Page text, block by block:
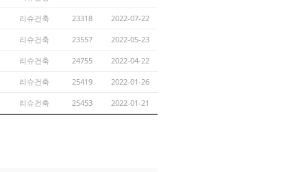
리슈건축 23318 2022-07-22
리슈건축 23557 2022-05-23
리슈건축 24755 2022-04-22
리슈건축 25419 2022-01-26
리슈건축 25453 2022-01-21